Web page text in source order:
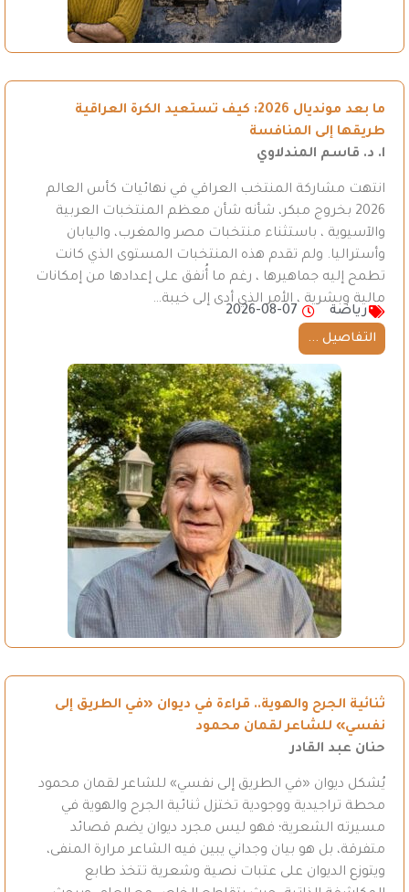
ما بعد مونديال 2026: كيف تستعيد الكرة العراقية
طريقها إلى المنافسة
ا. د. قاسم المندلاوي
انتهت مشاركة المنتخب العراقي في نهائيات كأس العالم
2026 بخروج مبكر، شأنه شأن معظم المنتخبات العربية
والآسيوية ، باستثناء منتخبات مصر والمغرب، واليابان
وأستراليا. ولم تقدم هذه المنتخبات المستوى الذي كانت
تطمح إليه جماهيرها ، رغم ما أُنفق على إعدادها من إمكانات
مالية وبشرية ، الأمر الذي أدى إلى خيبة…
رياضة
2026-08-07
التفاصيل ...
ثنائية الجرح والهوية.. قراءة في ديوان «في الطريق إلى
نفسي» للشاعر لقمان محمود
حنان عبد القادر
يُشكل ديوان «في الطريق إلى نفسي» للشاعر لقمان محمود
محطة تراجيدية ووجودية تختزل ثنائية الجرح والهوية في
مسيرته الشعرية؛ فهو ليس مجرد ديوان يضم قصائد
متفرقة، بل هو بيان وجداني يبين فيه الشاعر مرارة المنفى،
ويتوزع الديوان على عتبات نصية وشعرية تتخذ طابع